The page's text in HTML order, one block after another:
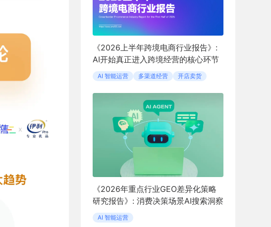
《2026上半年跨境电商行业报告》:
AI开始真正进入跨境经营的核心环节
AI 智能运营 多渠道经营 开店卖货
《2026年重点行业GEO差异化策略
研究报告》: 消费决策场景AI搜索洞察
AI 智能运营